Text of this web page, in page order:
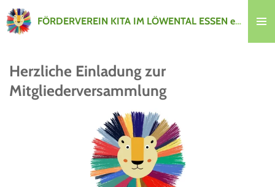
Zum
Hauptinhalt
FÖRDERVEREIN KITA IM LÖWENTAL ESSEN e.V.
Herzliche Einladung zur
Mitgliederversammlung